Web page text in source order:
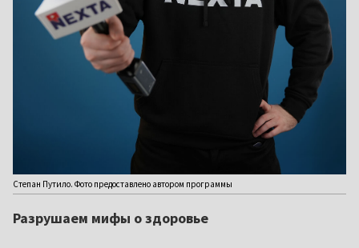
Степан Путило. Фото предоставлено автором программы
Разрушаем мифы о здоровье